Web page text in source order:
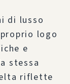
di lusso
logo
e
stessa
riflette